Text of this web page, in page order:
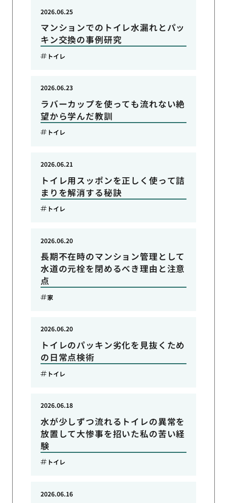
マンションでのトイレ水漏れとパッ
キン交換の事例研究
2026.06.25
トイレ
ラバーカップを使っても流れない絶
望から学んだ教訓
2026.06.23
トイレ
トイレ用スッポンを正しく使って詰
まりを解消する秘訣
2026.06.21
トイレ
長期不在時のマンション管理として
水道の元栓を閉めるべき理由と注意
点
2026.06.20
家
トイレのパッキン劣化を見抜くため
の日常点検術
2026.06.20
トイレ
水が少しずつ流れるトイレの異常を
放置して大惨事を招いた私の苦い経
験
2026.06.18
トイレ
2026.06.16